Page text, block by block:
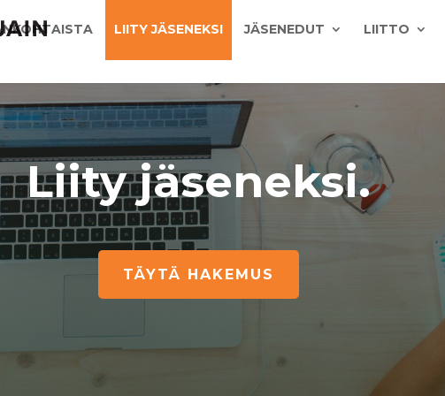
LIITY JÄSENEKSI JÄSENEDUT LIITTO
Liity jäseneksi.
TÄYTÄ HAKEMUS